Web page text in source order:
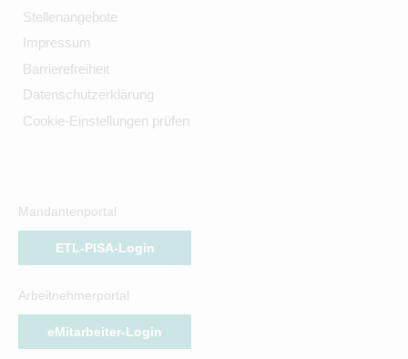
Stellenangebote
Impressum
Barrierefreiheit
Datenschutzerklärung
Cookie-Einstellungen prüfen
Mandantenportal
ETL-PISA-Login
Arbeitnehmerportal
eMitarbeiter-Login